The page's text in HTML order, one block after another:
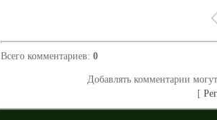
Всего комментариев: 0
Добавлять комментарии
[